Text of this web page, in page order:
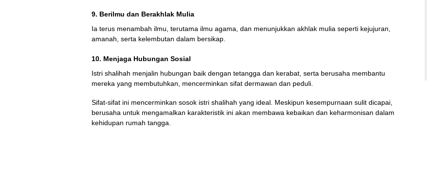
9. Berilmu dan Berakhlak Mulia
Ia terus menambah ilmu, terutama ilmu agama, dan menunjukkan akhlak mulia seperti kejujuran,
amanah, serta kelembutan dalam bersikap.
10. Menjaga Hubungan Sosial
Istri shalihah menjalin hubungan baik dengan tetangga dan kerabat, serta berusaha membantu
mereka yang membutuhkan, mencerminkan sifat dermawan dan peduli.
Sifat-sifat ini mencerminkan sosok istri shalihah yang ideal. Meskipun kesempurnaan sulit dicapai,
berusaha untuk mengamalkan karakteristik ini akan membawa kebaikan dan keharmonisan dalam
kehidupan rumah tangga.